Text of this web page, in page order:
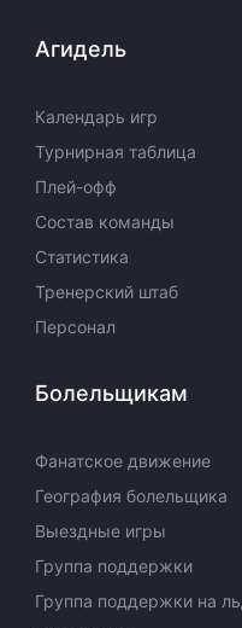
Агидель
Календарь игр
Турнирная таблица
Плей-офф
Состав команды
Статистика
Тренерский штаб
Персонал
Болельщикам
Фанатское движение
География болельщика
Выездные игры
Группа поддержки
Группа поддержки на